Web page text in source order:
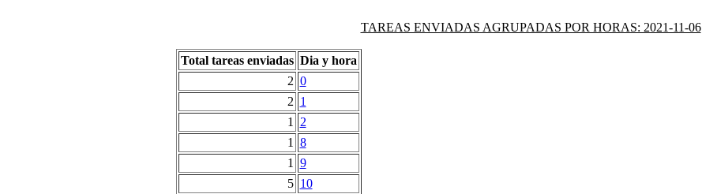
TAREAS ENVIADAS AGRUPADAS POR HORAS: 2021-11-06
Total tareas enviadas Dia y hora
2 0
2 1
1
2
1
8
1
9
5 10